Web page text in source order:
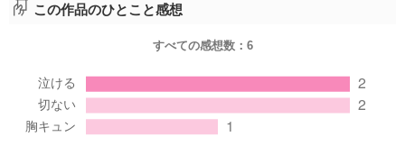
など、たくさんの思いがぎゅっと詰まっている作品だったと思い
有難うございました（・∀・）/
この作品のひとこと感想
すべての感想数： 6